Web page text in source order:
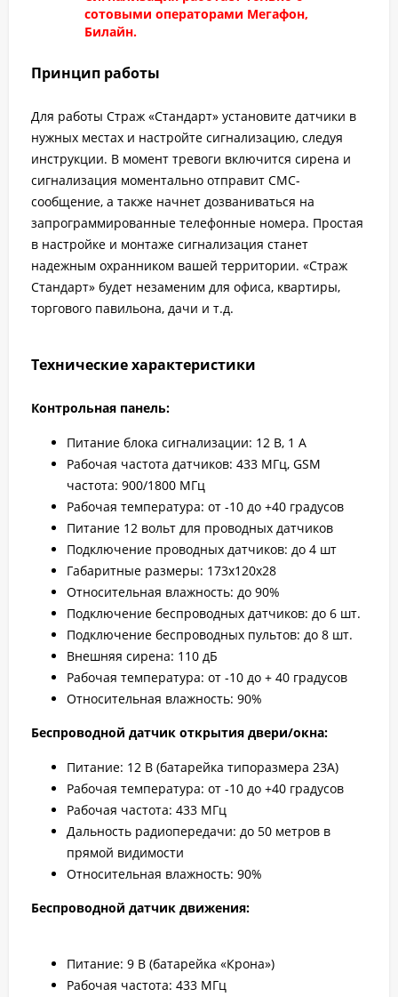
сотовыми операторами Мегафон,
Билайн.
Принцип работы
Для работы Страж «Стандарт» установите датчики в
нужных местах и настройте сигнализацию, следуя
инструкции. В момент тревоги включится сирена и
сигнализация моментально отправит СМС-
сообщение, а также начнет дозваниваться на
запрограммированные телефонные номера. Простая
в настройке и монтаже сигнализация станет
надежным охранником вашей территории. «Страж
Стандарт» будет незаменим для офиса, квартиры,
торгового павильона, дачи и т.д.
Технические характеристики
Контрольная панель:
Питание блока сигнализации: 12 В, 1 А
Рабочая частота датчиков: 433 МГц, GSM
частота: 900/1800 MГц
Рабочая температура: от -10 до +40 градусов
Питание 12 вольт для проводных датчиков
Подключение проводных датчиков: до 4 шт
Габаритные размеры: 173х120х28
Относительная влажность: до 90%
Подключение беспроводных датчиков: до 6 шт.
Подключение беспроводных пультов: до 8 шт.
Внешняя сирена: 110 дБ
Рабочая температура: от -10 до + 40 градусов
Относительная влажность: 90%
Беспроводной датчик открытия двери/окна:
Питание: 12 В (батарейка типоразмера 23А)
Рабочая температура: от -10 до +40 градусов
Рабочая частота: 433 MГц
Дальность радиопередачи: до 50 метров в
прямой видимости
Относительная влажность: 90%
Беспроводной датчик движения:
Питание: 9 В (батарейка «Крона»)
Рабочая частота: 433 MГц